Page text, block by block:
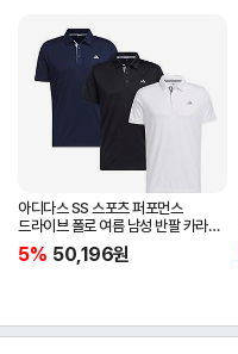
아디다스 SS 스포츠 퍼포먼스
드라이브 폴로 여름 남성 반팔 카라
티셔츠 IA5447 IA5448 IA5446
5% 50,196원